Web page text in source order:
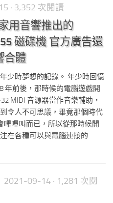
· 3,352 次閱讀
用音響推出的
磁碟機 官方廣告還
合體
少時夢想的記錄。 年少時回憶
年前後，那時候的電腦遊戲開
MIDI 音源器當作音樂輔助，
令人不可思議，畢竟那個時代
嗶嗶叫而已，所以從那時候開
在各種可以與電腦連接的
2021-09-14 · 1,281 次閱